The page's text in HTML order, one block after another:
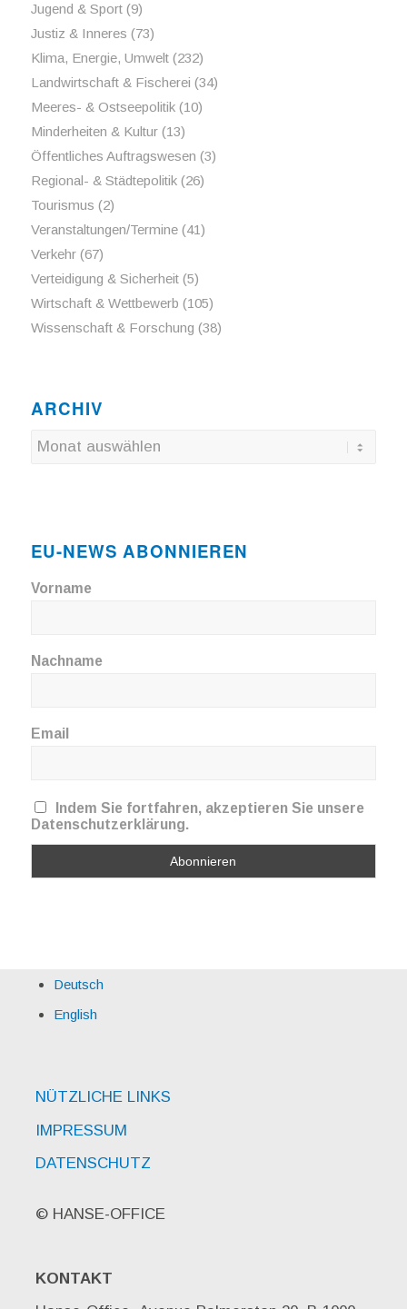
Jugend & Sport(9)
Justiz & Inneres (73)
Klima, Energie, Umwelt(232)
Landwirtschaft & Fischerei (34)
Meeres- & Ostseepolitik(10)
Minderheiten & Kultur(13)
Öffentliches Auftragswesen (3)
Regional- & Städtepolitik(26)
Tourismus (2)
Veranstaltungen/Termine(41)
Verkehr(67)
Verteidigung & Sicherheit(5)
Wirtschaft & Wettbewerb (105)
Wissenschaft & Forschung (38)
ARCHIV
EU-NEWS ABONNIEREN
Vorname
Nachname
Email
Indem Sie fortfahren, akzeptieren Sie unsere
Datenschutzerklärung.
Deutsch
English
NÜTZLICHE LINKS
IMPRESSUM
DATENSCHUTZ
© HANSE-OFFICE
KONTAKT